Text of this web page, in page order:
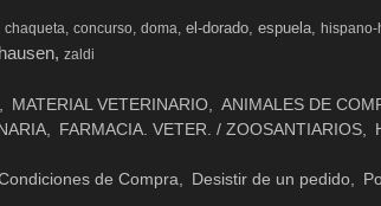
chaqueta concurso doma el-dorado espuela hispano-
zaldi
MATERIAL VETERINARIO ANIMALES DE
FARMACIA. VETER. / ZOOSANTIARIOS
de Compra Desistir de un pedido